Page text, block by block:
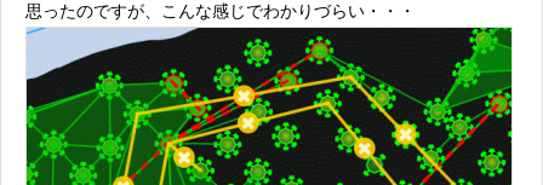
思ったのですが、こんな感じでわかりづらい・・・